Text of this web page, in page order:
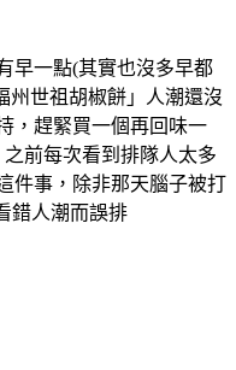
早一點(其實也沒多早都
州世祖胡椒餅」人潮還沒
，趕緊買一個再回味一
前每次看到排隊人太多
件事，除非那天腦子被打
錯人潮而誤排